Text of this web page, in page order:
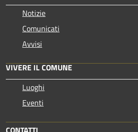
Notizie
Comunicati
Avvisi
VIVERE IL COMUNE
Luoghi
Eventi